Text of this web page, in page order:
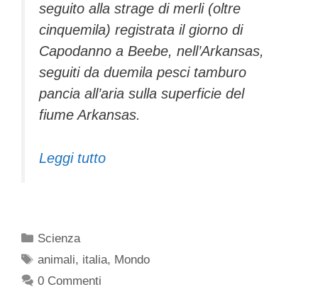
seguito alla strage di merli (oltre
cinquemila) registrata il giorno di
Capodanno a Beebe, nell’Arkansas,
seguiti da duemila pesci tamburo
pancia all’aria sulla superficie del
fiume Arkansas.
Leggi tutto
Categorie
Scienza
Tag
animali, italia, Mondo
0 Commenti